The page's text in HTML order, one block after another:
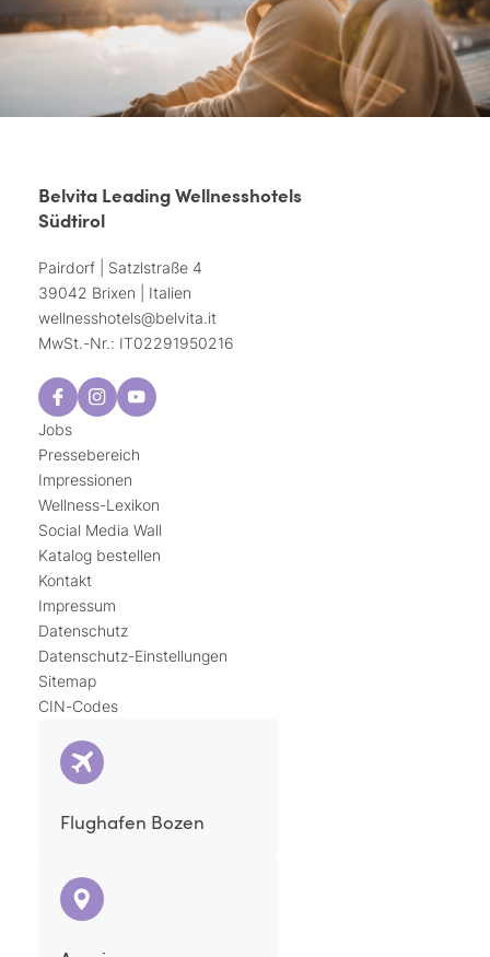
Belvita Leading Wellnesshotels
Südtirol
Pairdorf | Satzlstraße 4
39042 Brixen | Italien
wellnesshotels@belvita.it
MwSt.-Nr.: IT02291950216
Jobs
Pressebereich
Impressionen
Wellness-Lexikon
Social Media Wall
Katalog bestellen
Kontakt
Impressum
Datenschutz
Datenschutz-Einstellungen
Sitemap
CIN-Codes
Flughafen Bozen